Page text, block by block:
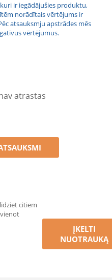
ir iegādājušies produktu,
norādītais vērtējums ir
atsauksmju apstrādes mēs
vērtējumus.
atrastas
citiem
ĮKELTI
NUOTRAUKĄ